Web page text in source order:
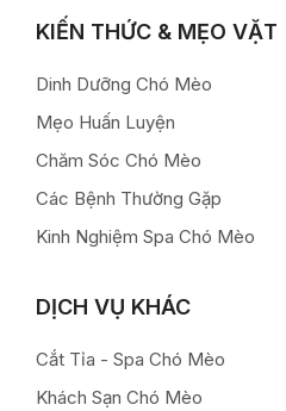
KIẾN THỨC & MẸO VẶT
Dinh Dưỡng Chó Mèo
Mẹo Huấn Luyện
Chăm Sóc Chó Mèo
Các Bệnh Thường Gặp
Kinh Nghiệm Spa Chó Mèo
DỊCH VỤ KHÁC
Cắt Tỉa - Spa Chó Mèo
Khách Sạn Chó Mèo